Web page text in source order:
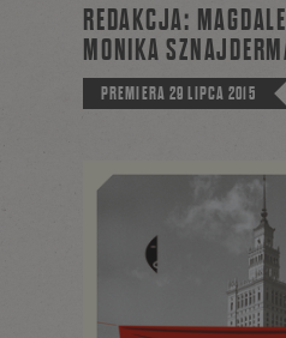
REDAKCJA:
MONIKA
PREMIERA29 LIPCA 2015